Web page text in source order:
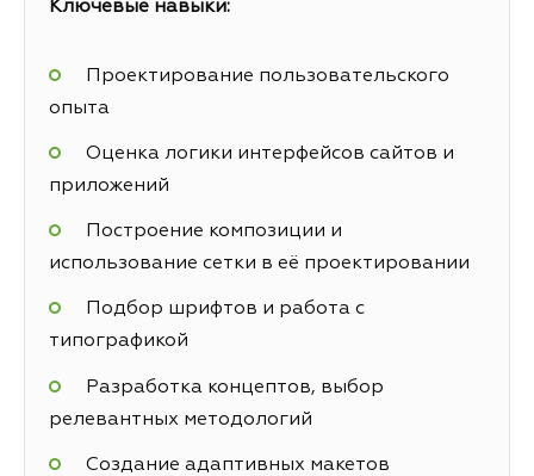
Ключевые навыки:
Проектирование пользовательского
опыта
Оценка логики интерфейсов сайтов и
приложений
Построение композиции и
использование сетки в её проектировании
Подбор шрифтов и работа с
типографикой
Разработка концептов, выбор
релевантных методологий
Создание адаптивных макетов